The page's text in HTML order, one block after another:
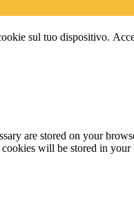
sul tuo dispositivo.
are stored on your
cookies will be stored in